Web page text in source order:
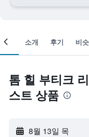
객실 소개 후기 비
톰 힐 부티크
스트 상품
8월 13일 목